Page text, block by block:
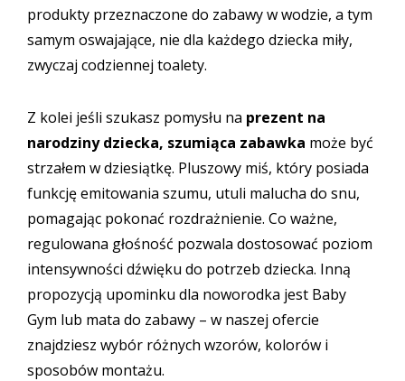
produkty przeznaczone do zabawy w wodzie, a tym
samym oswajające, nie dla każdego dziecka miły,
zwyczaj codziennej toalety.
Z kolei jeśli szukasz pomysłu na prezent na
narodziny dziecka, szumiąca zabawka może być
strzałem w dziesiątkę. Pluszowy miś, który posiada
funkcję emitowania szumu, utuli malucha do snu,
pomagając pokonać rozdrażnienie. Co ważne,
regulowana głośność pozwala dostosować poziom
intensywności dźwięku do potrzeb dziecka. Inną
propozycją upominku dla noworodka jest Baby
Gym lub mata do zabawy – w naszej ofercie
znajdziesz wybór różnych wzorów, kolorów i
sposobów montażu.